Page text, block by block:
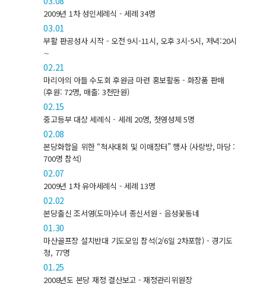
2009년 1차 성인세례식 - 세례 34명
03.01
부활 판공성사 시작 - 오전 9시-11시, 오후 3시-5시, 저녁:20시
∼
02.21
마리아의 아들 수도회 후원금 마련 홍보활동 - 화장품 판매
(후원: 72명, 매출: 3천만원)
02.15
중고등부 대상 세례식 - 세례 20명, 첫영성체 5명
02.08
본당화합을 위한 “척사대회 및 이매장터” 행사 (사랑방, 마당 :
700명 참석)
02.07
2009년 1차 유아세례식 - 세례 13명
02.02
본당출신 조서영(도마)수녀 종신서원 - 음성꽃동네
01.30
마산골프장 설치반대 기도모임 참석(2/6일 2차포함) - 경기도
청, 77명
01.25
2008년도 본당 재정 결산보고 - 재정관리위원장